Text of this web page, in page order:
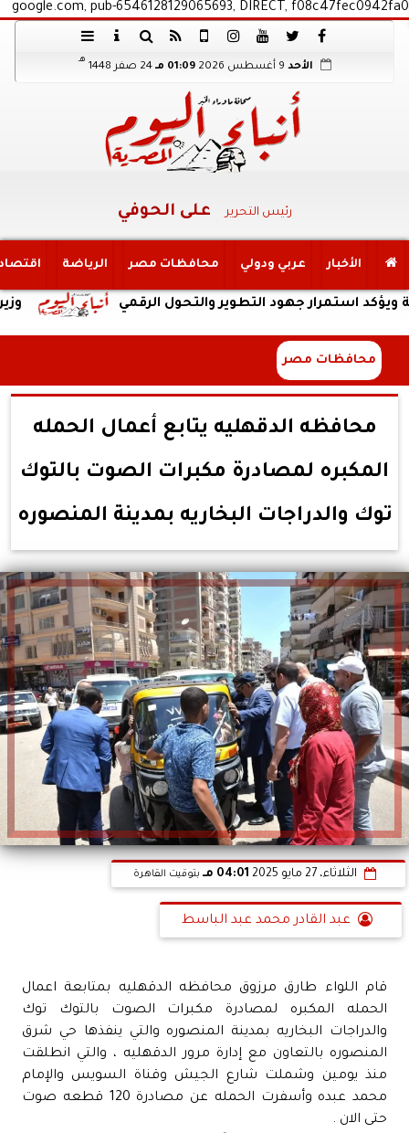
google.com, pub-6546128129065693, DIRECT, f08c47fec0942fa0
الأحد 01:09 مـ 24 صفر 1448
هـ
رئيس التحرير على الحوفي
الأخبار عربي ودولي محافظات مصر الرياضة
وزير التربية جهود التطوير والتحول الرقمي
محافظات مصر
محافظه الدقهليه يتابع أعمال الحمله
المكبره لمصادرة مكبرات الصوت بالتوك
توك والدراجات البخاريه بمدينة المنصوره
الثلاثاء، 27 مايو 2025 04:01 مـ بتوقيت القاهرة
عبد القادر محمد عبد الباسط
قام اللواء طارق مرزوق محافظه الدقهليه بمتابعة اعمال
الحمله المكبره لمصادرة مكبرات الصوت بالتوك توك
والدراجات البخاريه بمدينة المنصوره والتي ينفذها حي شرق
المنصوره بالتعاون مع إدارة مرور الدقهليه ، والتي انطلقت
منذ يومين وشملت شارع الجيش وقناة السويس والإمام
محمد عبده وأسفرت الحمله عن مصادرة 120 قطعه صوت
حتى الان .